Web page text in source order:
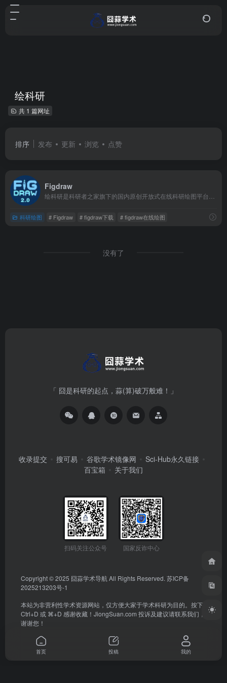
绘科研
共 1 篇网址
排序 发布 更新 浏览 点赞
Figdraw
科研绘图 # Figdraw # figdraw下载 # figdraw在线绘图
没有了
「 囧是科研的起点，蒜(算)破万般难！」
收录提交 搜可易 谷歌学术镜像网
Sci-Hub永久链接
百宝箱
关于我们
扫码关注公众号 国家反诈中心
Copyright © 2025 囧蒜学术导航 All Rights Reserved. 苏ICP备
2025213203号-1
本站为非营利性学术资源网站，仅方便大家于学术科研为目的。按下
Ctrl+D 或 ⌘+D 感谢收藏！ JiongSuan.com 投诉及建议请联系我们，
谢谢您！
首页 投稿 我的